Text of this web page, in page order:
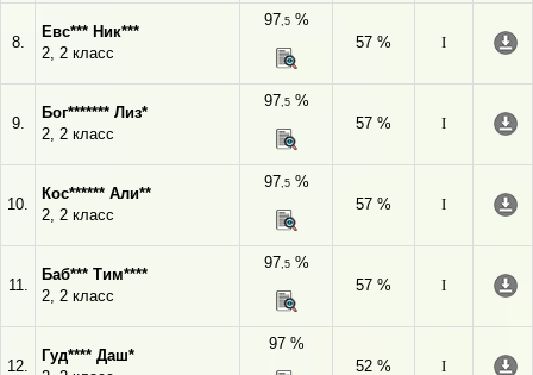
8.
Евс*** Ник***
2, 2 класс
97,5%
57 %
I
9.
Бог******* Лиз*
2, 2 класс
97,5%
57 %
I
10.
Кос****** Али**
2, 2 класс
97,5%
57 %
I
11.
Баб*** Тим****
2, 2 класс
97,5%
57 %
I
12.
Гуд**** Даш*
97 %
52 %
I